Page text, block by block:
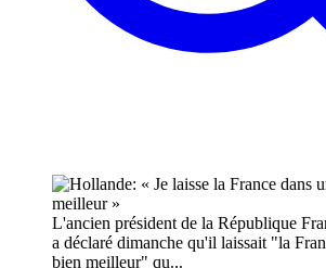
L'ancien président de la République
a déclaré dimanche qu'il laissait "la
bien meilleur" qu...